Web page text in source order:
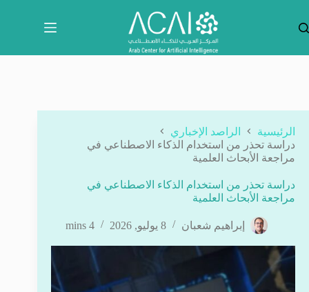
المحتوى
الرئيسية
الراصد الإخباري
دراسة تحذر من استخدام الذكاء الاصطناعي في
مراجعة الأبحاث العلمية
دراسة تحذر من استخدام الذكاء الاصطناعي في
مراجعة الأبحاث العلمية
إبراهيم شعبان 8 يوليو, 2026 4 mins